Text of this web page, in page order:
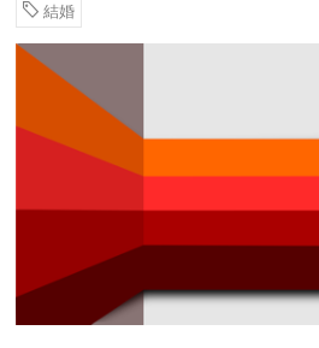
結婚